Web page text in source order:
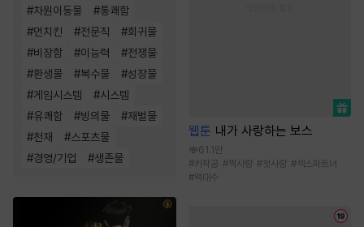
#차원이동물 #통쾌함
#먼치킨 #전문직 #회귀물
#비장함 #이능력 #전쟁물
#환생물 #복수물 #성장물
#게임시스템 #시스템
#유쾌함 #빙의물 #재벌물
#천재 #스포츠물
#경영/기업 #생존물
웹툰 내가 사랑하는 보스
61.1만
#키작공 #짝사랑 #첫사랑 #섹스파트너
#떡대수